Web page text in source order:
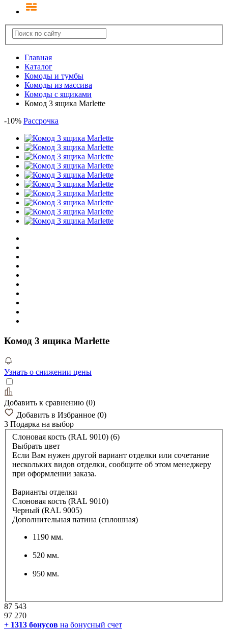
Главная
Каталог
Комоды и тумбы
Комоды из массива
Комоды с ящиками
Комод 3 ящика Marlette
-10% Рассрочка
Комод 3 ящика Marlette
Узнать о снижении цены
Добавить к сравнению (0)
Добавить в Избранное (0)
3 Подарка на выбор
Слоновая кость (RAL 9010) (6)
Выбрать цвет
Если Вам нужен другой вариант отделки или сочетание
нескольких видов отделки, сообщите об этом менеджеру
при оформлении заказа.
Варианты отделки
Слоновая кость (RAL 9010)
Черный (RAL 9005)
Дополнительная патина (сплошная)
1190 мм.
520 мм.
950 мм.
87 543
97 270
+ 1313 бонусов на бонусный счет